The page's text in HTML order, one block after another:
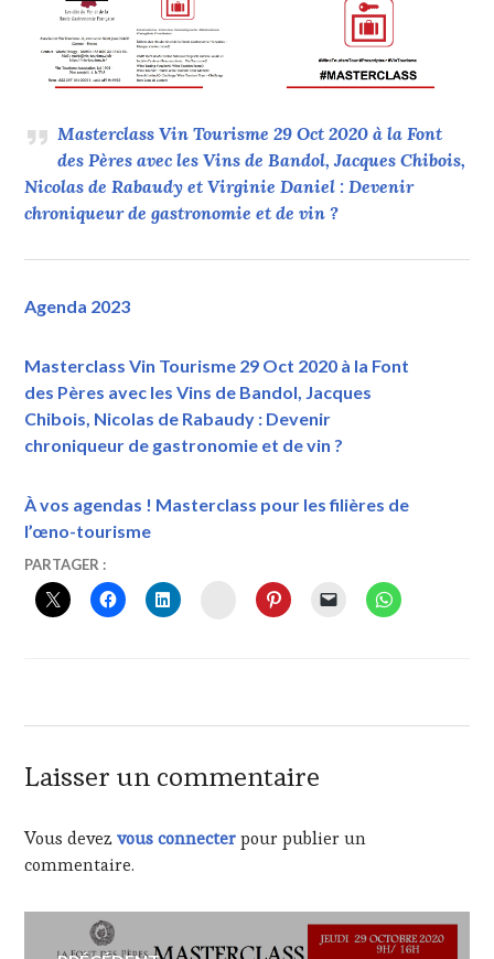
Masterclass Vin Tourisme 29 Oct 2020 à la Font
des Pères avec les Vins de Bandol, Jacques Chibois,
Nicolas de Rabaudy et Virginie Daniel : Devenir
chroniqueur de gastronomie et de vin ?
Agenda 2023
Masterclass Vin Tourisme 29 Oct 2020 à la Font
des Pères avec les Vins de Bandol, Jacques
Chibois, Nicolas de Rabaudy : Devenir
chroniqueur de gastronomie et de vin ?
À vos agendas ! Masterclass pour les filières de
l’œno-tourisme
9
OCTOBRE
2020
VINTOURISME
PARTAGER :
INSTAGRAM
Laisser un commentaire
Vous devezvous connecterpour publier un
commentaire.
Navigation